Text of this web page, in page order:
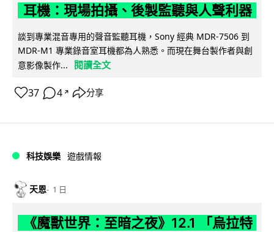
耳機：現場拍攝、後製監聽與人聲利器
談到專業混音專用的聲音監聽耳機，Sony 經典 MDR-7506 到
MDR-M1 專業錄音室耳機都為人熟悉。而現在舞台製作者與創
意影像製作...
閱讀全文
37 4 ↗ 分享
科技娛樂 遊戲情報
天恩 1 日
《魔獸世界：至暗之夜》12.1 「烏拉特